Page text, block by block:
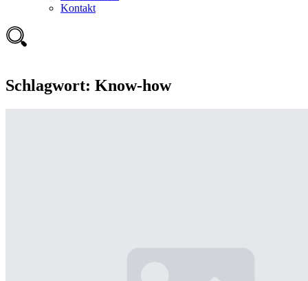
Kontakt
Schlagwort: Know-how